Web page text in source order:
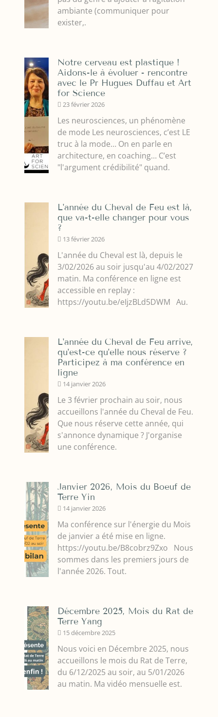
ambiante (communiquer pour
exister,.
Notre cerveau est plastique !
Aidons-le à évoluer - rencontre
avec le Pr Hugues Duffau et Art
for Science
23 février 2026
Les neurosciences, un phénomène
de mode Les neurosciences, c’est LE
truc à la mode… On en parle en
architecture, en coaching… C’est
"l'argument crédibilité" quand.
L'année du Cheval de Feu est là,
que va-t-elle changer pour vous
?
13 février 2026
L'année du Cheval est là, depuis le
3/02/2026 au soir jusqu'au 4/02/2027
matin. Ma conférence en ligne est
accessible en replay :
https://youtu.be/eIjzBLd5DWM Au.
L'année du Cheval de Feu arrive,
qu'est-ce qu'elle nous réserve ?
Participez à ma conférence en
ligne
14 janvier 2026
Le 3 février prochain au soir, nous
accueillons l'année du Cheval de Feu.
Que nous réserve cette année, qui
s'annonce dynamique ? J'organise
une conférence.
Janvier 2026, Mois du Boeuf de
Terre Yin
14 janvier 2026
Ma conférence sur l'énergie du Mois
de janvier a été mise en ligne.
https://youtu.be/B8cobrz9Zxo Nous
sommes dans les premiers jours de
l'année 2026. Tout.
Décembre 2025, Mois du Rat de
Terre Yang
15 décembre 2025
Nous voici en Décembre 2025, nous
accueillons le mois du Rat de Terre,
du 6/12/2025 au soir, au 5/01/2026
au matin. Ma vidéo mensuelle est.